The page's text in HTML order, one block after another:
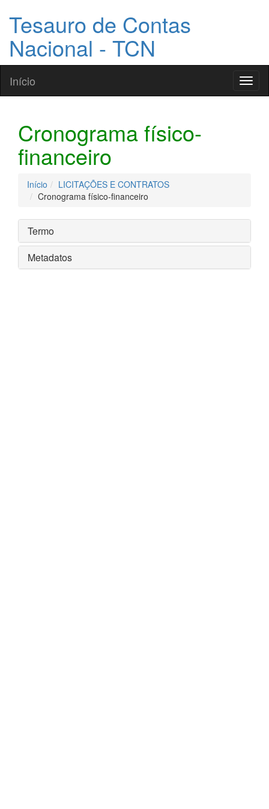
Tesauro de Contas
Nacional - TCN
Início
Cronograma físico-
financeiro
Início
LICITAÇÕES E CONTRATOS
Cronograma físico-financeiro
Termo
Metadatos